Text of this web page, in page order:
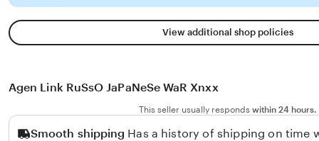
View additional shop policies
Agen Link RuSsO JaPaNeSe WaR Xnxx
This seller usually responds within 24 hours.
Smooth shipping Has a history of shipping on time